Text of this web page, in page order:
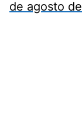
de agosto